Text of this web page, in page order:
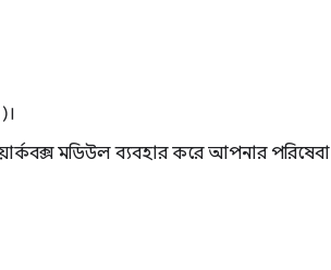
)।
মডিউল ব্যবহার করে আপনার পরিষেবা